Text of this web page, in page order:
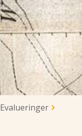
Evalueringer